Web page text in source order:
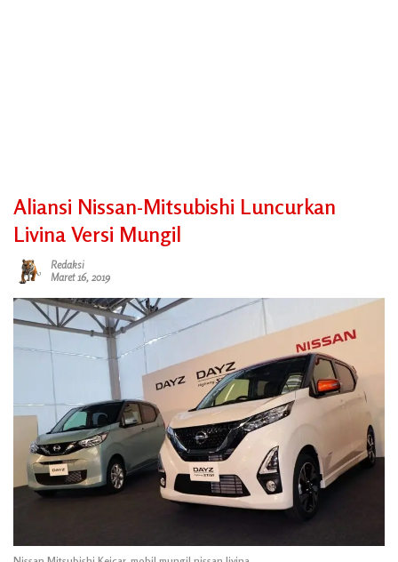
Aliansi Nissan-Mitsubishi Luncurkan
Livina Versi Mungil
Redaksi
Maret 16, 2019